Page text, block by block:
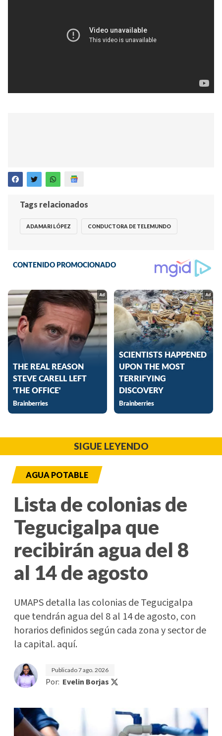
Tags relacionados
ADAMARI LÓPEZ CONDUCTORA DE TELEMUNDO
SIGUE LEYENDO
AGUA POTABLE
Lista de colonias de
Tegucigalpa que
recibirán agua del 8
al 14 de agosto
UMAPS detalla las colonias de Tegucigalpa
que tendrán agua del 8 al 14 de agosto, con
horarios definidos según cada zona y sector de
la capital. aquí.
Publicado7 ago. 2026
Por: Evelin Borjas